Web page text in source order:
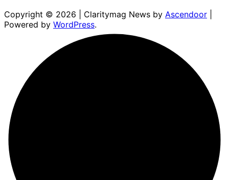
Copyright © 2026 | Claritymag News by Ascendoor
Powered by WordPress.